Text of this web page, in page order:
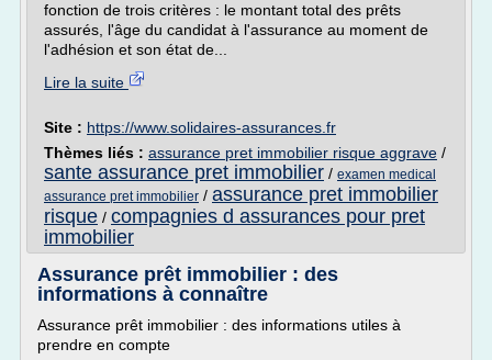
fonction de trois critères : le montant total des prêts
assurés, l'âge du candidat à l'assurance au moment de
l'adhésion et son état de...
Lire la suite
Site : https://www.solidaires-assurances.fr
Thèmes liés : assurance pret immobilier risque aggrave /
sante assurance pret immobilier / examen medical
assurance pret immobilier / assurance pret immobilier
risque / compagnies d assurances pour pret
immobilier
Assurance prêt immobilier : des
informations à connaître
Assurance prêt immobilier : des informations utiles à
prendre en compte